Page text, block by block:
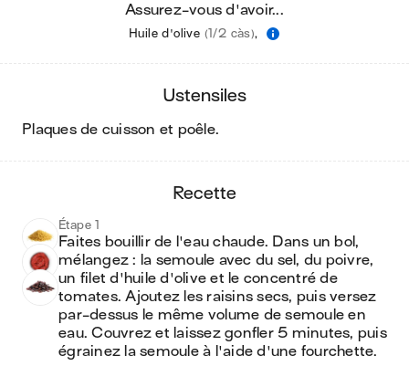
Assurez-vous d'avoir...
Huile d'olive (1/2 càs),
ustensiles
plaques de cuisson et poêle.
recette
Étape 1
Faites bouillir de l'eau chaude. Dans un bol,
mélangez : la semoule avec du sel, du poivre,
un filet d'huile d'olive et le concentré de
tomates. Ajoutez les raisins secs, puis versez
par-dessus le même volume de semoule en
eau. Couvrez et laissez gonfler 5 minutes, puis
égrainez la semoule à l'aide d'une fourchette.